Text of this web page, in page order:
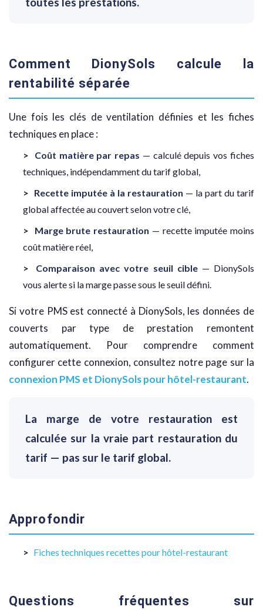
Comment DionySols calcule la
rentabilité séparée
Une fois les clés de ventilation définies et les fiches
techniques en place :
Coût matière par repas — calculé depuis vos fiches
techniques, indépendamment du tarif global,
Recette imputée à la restauration — la part du tarif
global affectée au couvert selon votre clé,
Marge brute restauration — recette imputée moins
coût matière réel,
Comparaison avec votre seuil cible— DionySols
vous alerte si la marge passe sous le seuil défini.
Si votre PMS est connecté à DionySols, les données de
couverts par type de prestation remontent
automatiquement. Pour comprendre comment
configurer cette connexion, consultez notre page sur la
connexion PMS et DionySols pour hôtel-restaurant.
La marge de votre restauration est
calculée sur la vraie part restauration du
tarif — pas sur le tarif global.
Approfondir
Fiches techniques recettes pour hôtel-restaurant
Questions fréquentes sur